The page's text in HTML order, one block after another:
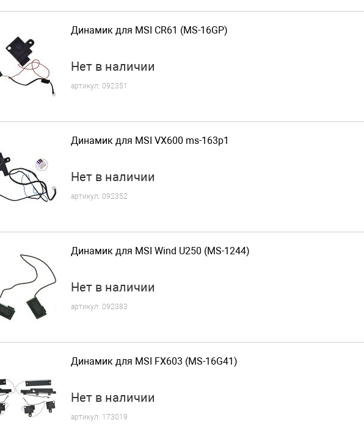
Динамик для MSI CR61 (MS-16GP)
Нет в наличии
артикул: 092351
Динамик для MSI VX600 ms-163p1
Нет в наличии
артикул: 092352
Динамик для MSI Wind U250 (MS-1244)
Нет в наличии
артикул: 092383
Динамик для MSI FX603 (MS-16G41)
Нет в наличии
артикул: 173019